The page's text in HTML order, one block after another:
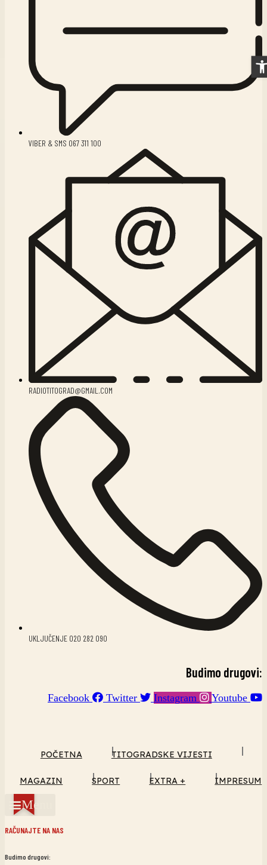
VIBER & SMS 067 311 100
RADIOTITOGRAD@GMAIL.COM
UKLJUČENJE 020 282 090
Budimo drugovi:
Facebook Twitter Instagram Youtube
POČETNA TITOGRADSKE VIJESTI
MAGAZIN SPORT EXTRA + IMPRESUM
Menu
RAČUNAJTE NA NAS
Budimo drugovi: